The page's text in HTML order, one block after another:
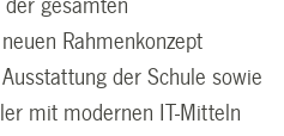
gesamten
Rahmenkonzept
der Schule sowie
mit modernen IT-Mitteln